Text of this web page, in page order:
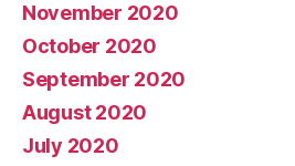
November 2020
October 2020
September 2020
August 2020
July 2020